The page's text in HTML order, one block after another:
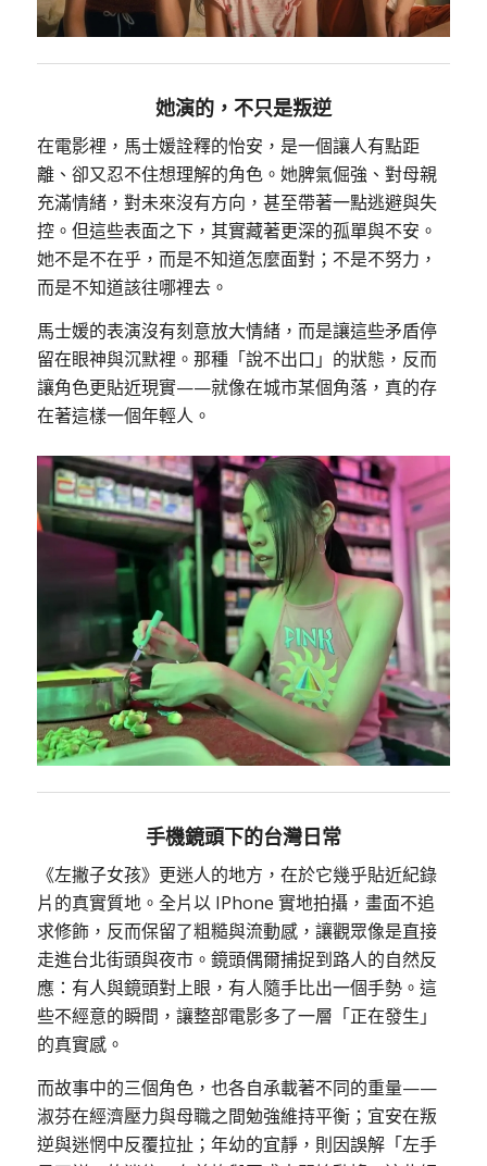
她演的，不只是叛逆
在電影裡，馬士媛詮釋的怡安，是一個讓人有點距
離、卻又忍不住想理解的角色。她脾氣倔強、對母親
充滿情緒，對未來沒有方向，甚至帶著一點逃避與失
控。但這些表面之下，其實藏著更深的孤單與不安。
她不是不在乎，而是不知道怎麼面對；不是不努力，
而是不知道該往哪裡去。
馬士媛的表演沒有刻意放大情緒，而是讓這些矛盾停
留在眼神與沉默裡。那種「說不出口」的狀態，反而
讓角色更貼近現實——就像在城市某個角落，真的存
在著這樣一個年輕人。
手機鏡頭下的台灣日常
《左撇子女孩》更迷人的地方，在於它幾乎貼近紀錄
片的真實質地。全片以 IPhone 實地拍攝，畫面不追
求修飾，反而保留了粗糙與流動感，讓觀眾像是直接
走進台北街頭與夜市。鏡頭偶爾捕捉到路人的自然反
應：有人與鏡頭對上眼，有人隨手比出一個手勢。這
些不經意的瞬間，讓整部電影多了一層「正在發生」
的真實感。
而故事中的三個角色，也各自承載著不同的重量——
淑芬在經濟壓力與母職之間勉強維持平衡；宜安在叛
逆與迷惘中反覆拉扯；年幼的宜靜，則因誤解「左手